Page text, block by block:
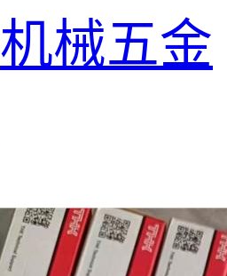
机械五金